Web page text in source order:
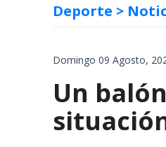
Deporte >
Domingo 09 Agosto,
Un